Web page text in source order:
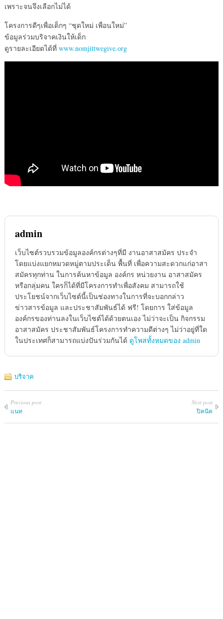
เพราะจนจึงเลือกไม่ได้
โครงการดีๆเพื่อเด็กๆ “ชุดใหม่ เพื่อนใหม่”
ข้อมูลร่วมบริจาคเงินให้เด็ก
ดูรายละเอียดได้ที่ www.nomjittwegive.org
admin
เว็บไซต์รวบรวมข้อมูลองค์กรต่างๆที่มี งานอาสาสมัคร ประจำ
โดยแบ่งแยกหมวดหมู่ตามประเด็น พื้นที่ เพื่อความสะดวกแก่อาสา
สมัครทุกท่าน ในการค้นหาข้อมูล องค์กร หน่วยงาน อาสาสมัคร
หรือกลุ่มคน ใครก็ได้ที่มีโครงการทำเพื่อสังคม สามารถใช้
ประโยชน์จากเว็บไซต์นี้เป็นช่องทางในการที่จะบอกกล่าว
ข่าวสารข้อมูล และประชาสัมพันธ์ได้ ฟรี! โดยการ ใส่ข้อมูล
องค์กรของท่านลงในเว็บไซต์ได้ด้วยตนเอง ไม่ว่าจะเป็น กิจกรรม
อาสาสมัคร ประชาสัมพันธ์โครงการทำความดีต่างๆ ไม่ว่าอยู่ที่ใด
ในประเทศก็สามารถแบ่งปันร่วมกันได้ ดูโพสทั้งหมดของ admin
บริจาค
Previous post
แนท
Next post
ปิคนิค